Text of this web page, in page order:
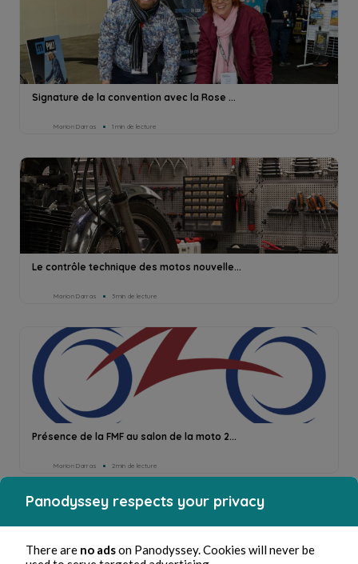
Signature de la convention avec la Rose ...
Marion Darras 1min de lecture
Le contrôle technique des motos nouvelle...
Marion Darras 3min de lecture
Présence de la FMF au salon de la moto 2...
Marion Darras 2min de lecture
Panodyssey respects your privacy
There are no adson Panodyssey. Cookies will never be